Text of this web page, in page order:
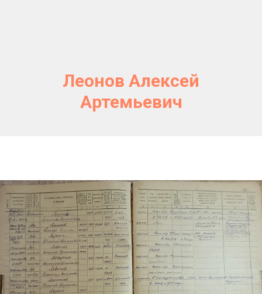
Леонов Алексей
Артемьевич